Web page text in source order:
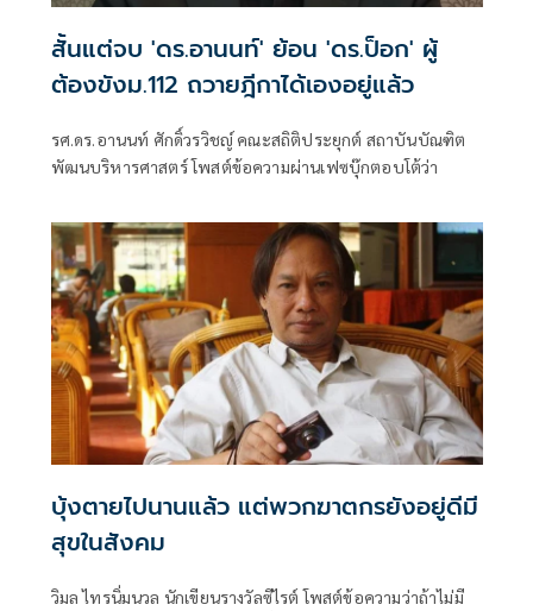
สั้นแต่จบ 'ดร.อานนท์' ย้อน 'ดร.ป็อก' ผู้
ต้องขังม.112 ถวายฎีกาได้เองอยู่แล้ว
รศ.ดร.อานนท์ ศักดิ์วรวิชญ์ คณะสถิติประยุกต์ สถาบันบัณฑิต
พัฒนบริหารศาสตร์ โพสต์ข้อความผ่านเฟซบุ๊กตอบโต้ว่า
บุ้งตายไปนานแล้ว แต่พวกฆาตกรยังอยู่ดีมี
สุขในสังคม
วิมล ไทรนิ่มนวล นักเขียนรางวัลซีไรต์ โพสต์ข้อความว่าถ้าไม่มี